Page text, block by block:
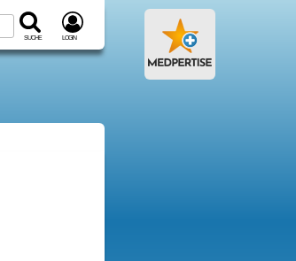
Suche Login